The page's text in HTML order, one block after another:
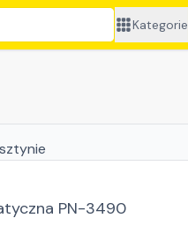
Kategorie
PN-3490